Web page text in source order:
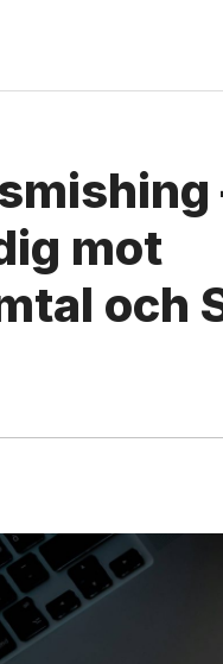
mot
och